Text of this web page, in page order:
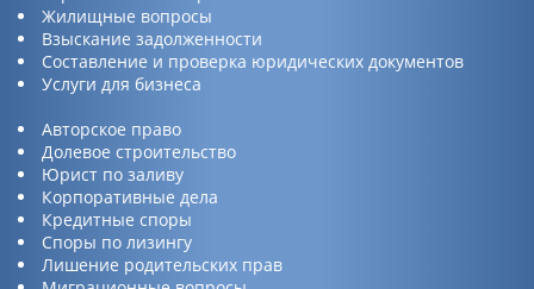
Жилищные вопросы
Взыскание задолженности
Составление и проверка юридических документов
Услуги для бизнеса
Авторское право
Долевое строительство
Юрист по заливу
Корпоративные дела
Кредитные споры
Споры по лизингу
Лишение родительских прав